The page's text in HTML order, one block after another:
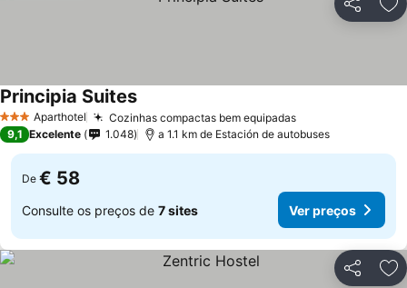
Partilhar
3 EstrelasAparthotel Cozinhas compactas bem equipadasVer preços
Principia SuitesVer preços
9,1 Excelente 1.048 a 1.1 km de Estación de autobuses
De € 58
Consulte os preços de 7 sites Ver preços
Partilhar